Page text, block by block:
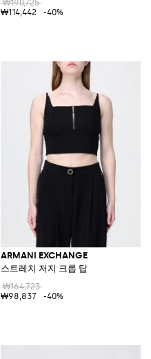
₩190,725
₩114,442
-40%
ARMANI EXCHANGE
스트레치 저지 크롭 탑
₩164,723
₩98,837
-40%